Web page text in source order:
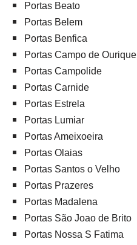
Portas Beato
Portas Belem
Portas Benfica
Portas Campo de Ourique
Portas Campolide
Portas Carnide
Portas Estrela
Portas Lumiar
Portas Ameixoeira
Portas Olaias
Portas Santos o Velho
Portas Prazeres
Portas Madalena
Portas São Joao de Brito
Portas Nossa S Fatima